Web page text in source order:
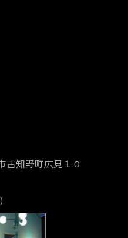
古知野町広見１０